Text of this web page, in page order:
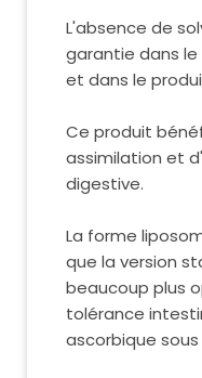
L'absence de
garantie dans
et dans le
Ce produit
assimilation et
digestive.
La forme
que la version
beaucoup plus
tolérance
ascorbique